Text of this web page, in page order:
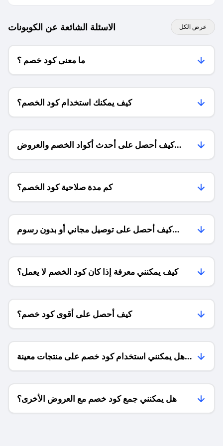
الاسئلة الشائعة عن الكوبونات عرض الكل
ما معنى كود خصم ؟
كيف يمكنك استخدام كود الخصم؟
كيف أحصل على أحدث أكواد الخصم والعروض
للمتاجر؟
كم مدة صلاحية كود الخصم؟
كيف أحصل على توصيل مجاني أو بدون رسوم
الشحن ؟
كيف يمكنني معرفة إذا كان كود الخصم لا يعمل؟
كيف أحصل على أقوى كود خصم؟
هل يمكنني استخدام كود خصم على منتجات معينة
فقط؟
هل يمكنني جمع كود خصم مع العروض الأخرى؟